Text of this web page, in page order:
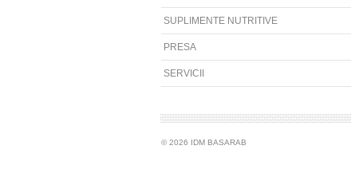
SUPLIMENTE NUTRITIVE
PRESA
SERVICII
© 2026 IDM BASARAB